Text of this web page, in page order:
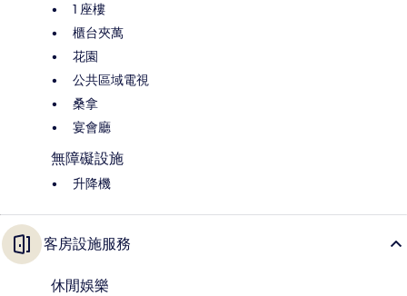
1 座樓
櫃台夾萬
花園
公共區域電視
桑拿
宴會廳
無障礙設施
升降機
客房設施服務
休閒娛樂